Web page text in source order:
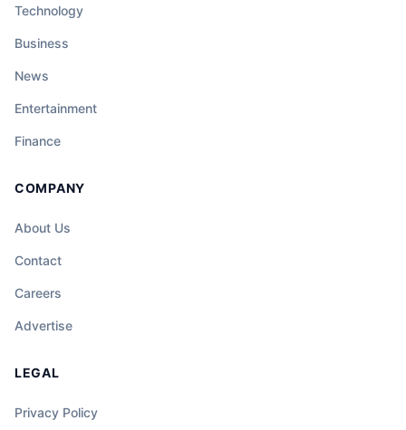
Technology
Business
News
Entertainment
Finance
COMPANY
About Us
Contact
Careers
Advertise
LEGAL
Privacy Policy